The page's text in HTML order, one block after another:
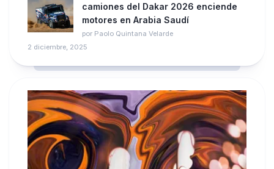
camiones del Dakar 2026 enciende
motores en Arabia Saudí
por Paolo Quintana Velarde
2 diciembre, 2025